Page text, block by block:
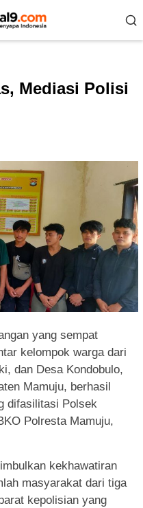
Mediasi Polisi
yang sempat
kelompok warga dari
dan Desa Kondobulo,
Mamuju, berhasil
difasilitasi Polsek
Polresta Mamuju,
kekhawatiran
masyarakat dari tiga
kepolisian yang